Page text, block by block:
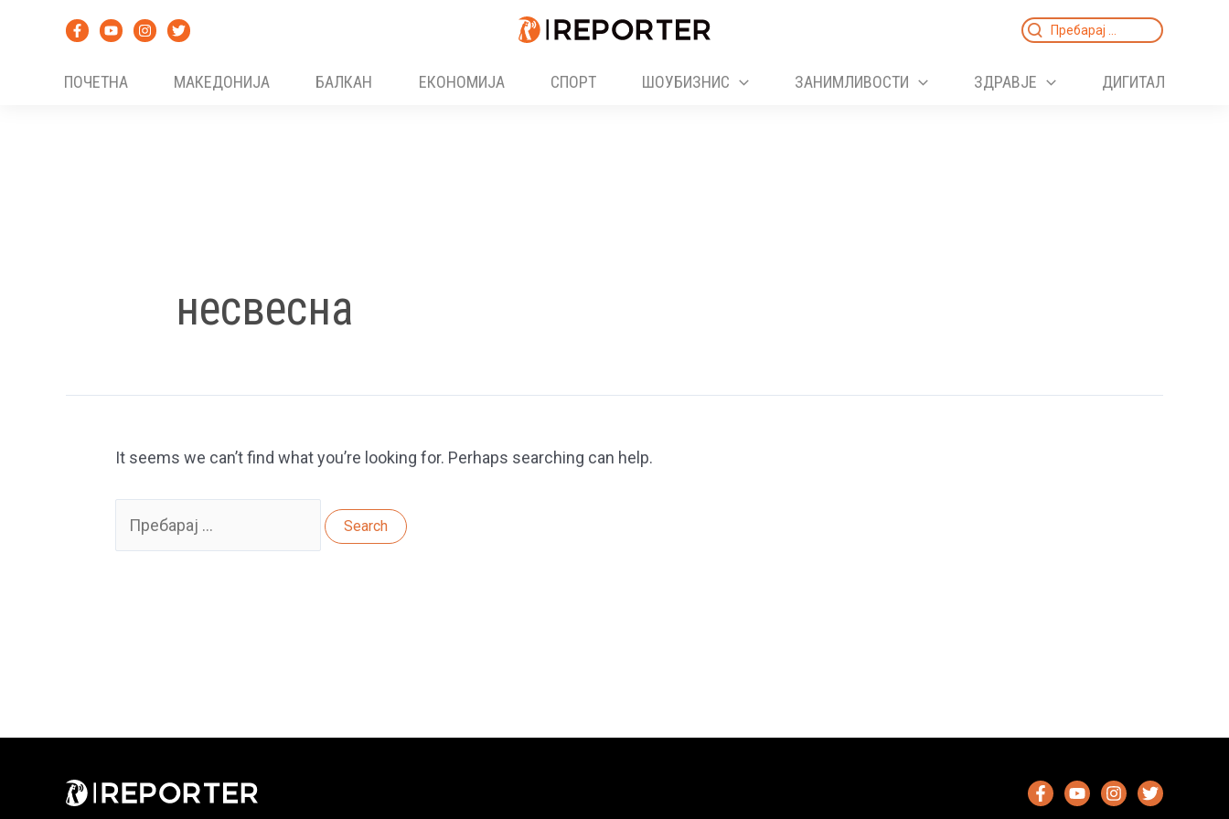
Search
ПОЧЕТНА
МАКЕДОНИЈА БАЛКАН ЕКОНОМИЈА СПОРТ ШОУБИЗНИС ЗАНИМЛИВОСТИ ЗДРАВЈЕ ДИГИТАЛ
несвесна
It seems we can’t find what you’re looking for. Perhaps searching can help.
for: